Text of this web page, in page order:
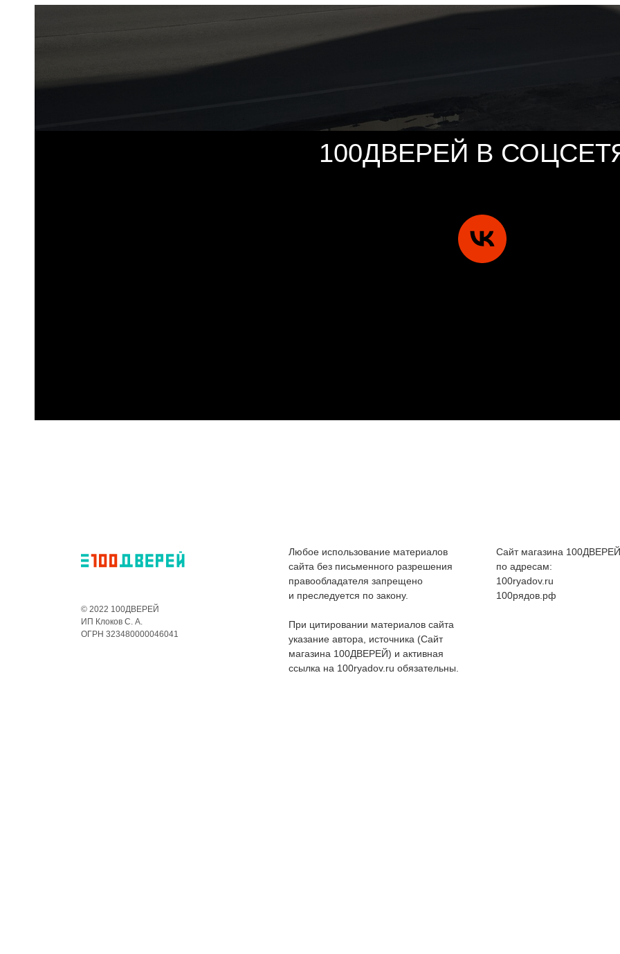
100ДВЕРЕЙ В
© 2022 100ДВЕРЕЙ
ИП Клоков С. А.
ОГРН 323480000046041
Любое использование материалов
сайта без письменного разрешения
правообладателя запрещено
и преследуется по закону.
При цитировании материалов сайта
указание автора, источника (Сайт
магазина 100ДВЕРЕЙ) и активная
ссылка на 100ryadov.ru обязательны.
Сайт магазина
по адресам:
100ryadov.ru
100рядов.рф